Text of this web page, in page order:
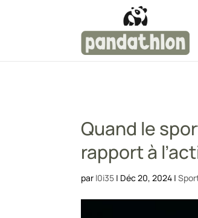
Quand le
rapport à
par l0i35 | Déc 20, 2024 |